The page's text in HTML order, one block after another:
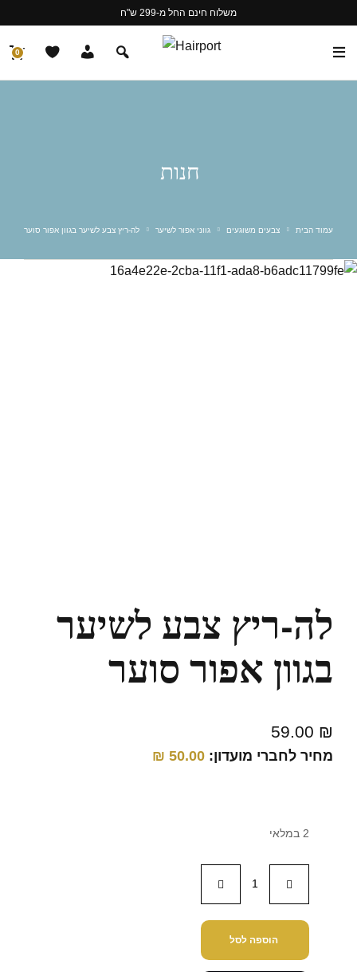
משלוח חינם החל מ-299 ש"ח
0
חנות
עמוד הבית צבעים משוגעים גווני אפור לשיער לה-ריץ צבע לשיער בגוון אפור סוער
לה-ריץ צבע לשיער
בגוון אפור סוער
59.00 ₪
מחיר לחברי מועדון: 50.00
₪
2 במלאי
הוספה לסל